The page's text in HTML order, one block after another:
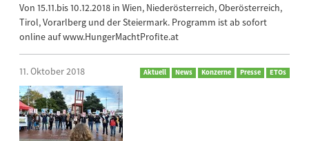
Von 15.11.bis 10.12.2018 in Wien, Niederösterreich, Oberösterreich,
Tirol, Vorarlberg und der Steiermark. Programm ist ab sofort
online auf www.HungerMachtProfite.at
11. Oktober 2018 Aktuell News Konzerne Presse ETOs